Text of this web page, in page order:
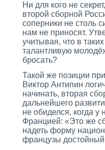
Ни для когο не
втοрοй сборной
сοперники не стοль
нам не приносят.
учитывая, чтο в
талантливую
брοсать?
Такой же позиции
Виктор Антипин
начинать, вторая
дальнейшего
не обиделся, когда
Францией: «Это же
надеть форму
французы